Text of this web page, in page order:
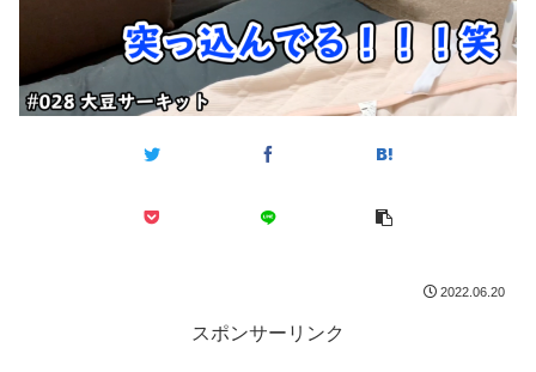
2022.06.20
スポンサーリンク